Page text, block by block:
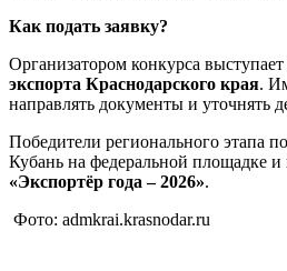
Как подать заявку?
Организатором конкурса выступает
экспорта Краснодарского края.
направлять документы и уточнять
Победители регионального этапа
Кубань на федеральной площадке и
«Экспортёр года – 2026».
Фото: admkrai.krasnodar.ru